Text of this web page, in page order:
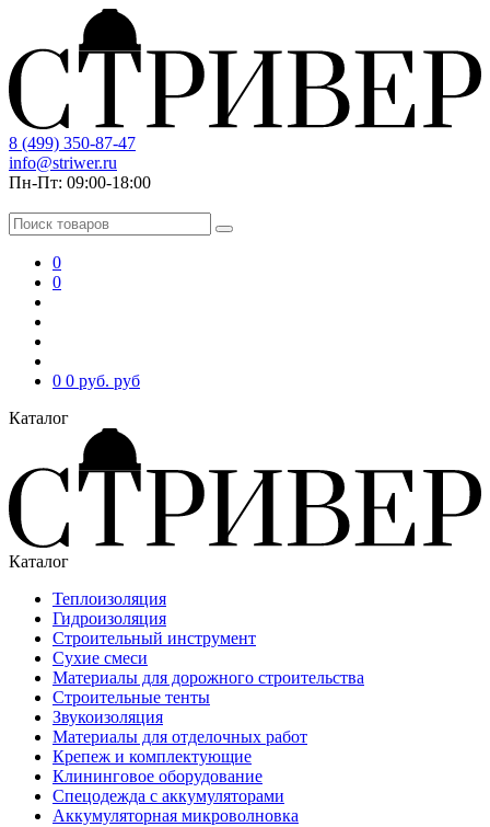
8 (499) 350-87-47
info@striwer.ru
Пн-Пт: 09:00-18:00
0
0
0 0 руб. руб
Каталог
Каталог
Теплоизоляция
Гидроизоляция
Строительный инструмент
Сухие смеси
Материалы для дорожного строительства
Строительные тенты
Звукоизоляция
Материалы для отделочных работ
Крепеж и комплектующие
Клининговое оборудование
Спецодежда с аккумуляторами
Аккумуляторная микроволновка